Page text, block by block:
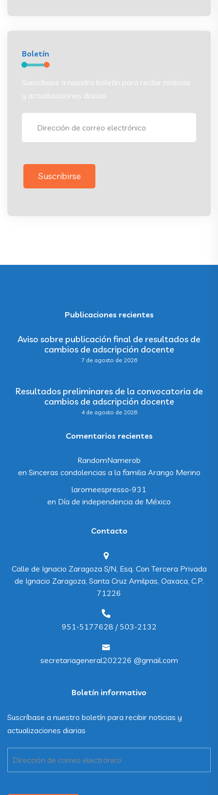
Boletín
Suscríbase a nuestro boletín para recibir noticias
y actualizaciones diarias
Suscribirse
Publicaciones recientes
Aviso sobre publicación final de resultados de
cambios de adscripción docente
7 de agosto de 2026
Resultados preliminares de la convocatoria de
cambios de adscripción docente
4 de agosto de 2026
Comentarios recientes
RandomNamerob
en Sinceras condolencias a la familia Arango Merino
laromeespresso-931
en Día de independencia de México
Contacto
Calle de Ignacio Zaragoza S/N, Esq. Con Tercera Privada
de Ignacio Zaragoza, Santa Cruz Amilpas, Oaxaca, C.P.
71226
951-5177628 / 503-2132
secretariageneral202226 @gmail.com
Boletín informativo
Suscríbase a nuestro boletín para recibir noticias y
actualizaciones diarias